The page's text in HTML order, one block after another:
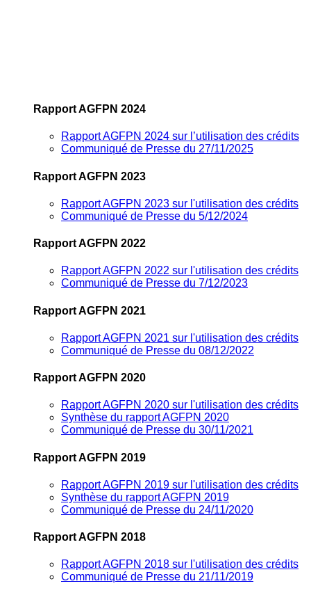
Rapport AGFPN 2024
Rapport AGFPN 2024 sur l’utilisation des crédits
Communiqué de Presse du 27/11/2025
Rapport AGFPN 2023
Rapport AGFPN 2023 sur l'utilisation des crédits
Communiqué de Presse du 5/12/2024
Rapport AGFPN 2022
Rapport AGFPN 2022 sur l'utilisation des crédits
Communiqué de Presse du 7/12/2023
Rapport AGFPN 2021
Rapport AGFPN 2021 sur l'utilisation des crédits
Communiqué de Presse du 08/12/2022
Rapport AGFPN 2020
Rapport AGFPN 2020 sur l'utilisation des crédits
Synthèse du rapport AGFPN 2020
Communiqué de Presse du 30/11/2021
Rapport AGFPN 2019
Rapport AGFPN 2019 sur l'utilisation des crédits
Synthèse du rapport AGFPN 2019
Communiqué de Presse du 24/11/2020
Rapport AGFPN 2018
Rapport AGFPN 2018 sur l'utilisation des crédits
Communiqué de Presse du 21/11/2019